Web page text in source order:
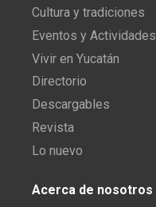
Cultura y tradiciones
Eventos y Actividades
Vivir en Yucatán
Directorio
Descargables
Revista
Lo nuevo
Acerca de nosotros